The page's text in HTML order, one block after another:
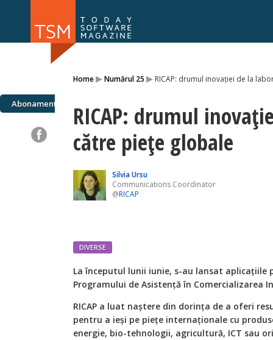
Home▸Numărul 25 ▸ RICAP: drumul inovației de la
Abonamente
RICAP: drumul
către piețe globale
Silvia Ursu
Communications Coordinator
@RICAP
DIVERSE
La începutul lunii iunie, s-au lansat aplicațiile
Programului de Asistență în Comercializarea
RICAP a luat naștere din dorința de a oferi
pentru a ieși pe piețe internaționale cu
energie, bio-tehnologii, agricultură, ICT sau